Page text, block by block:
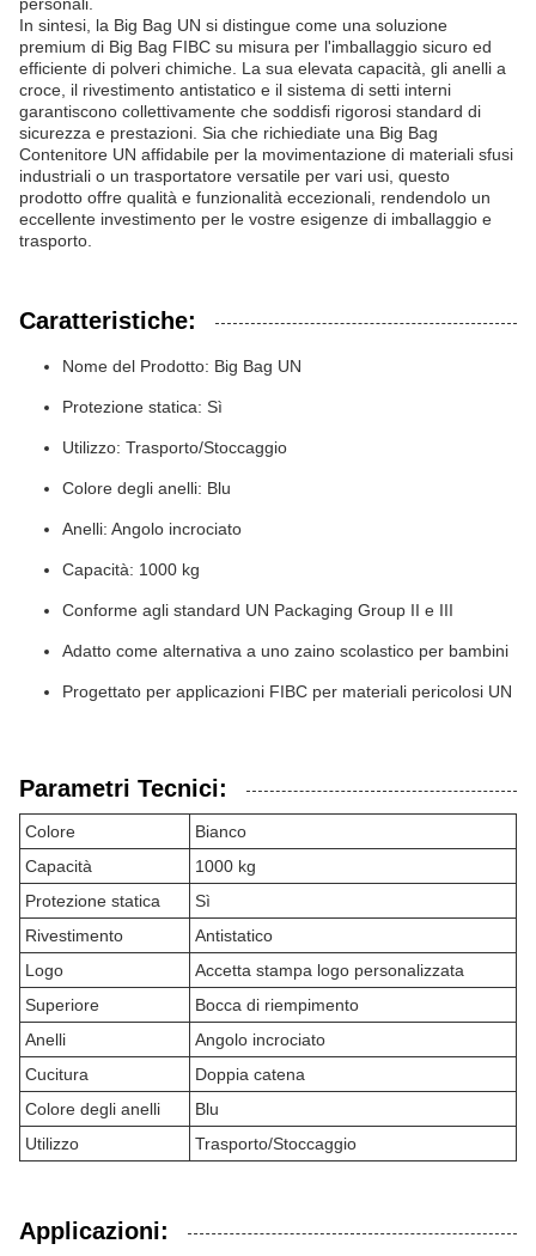
In sintesi, la Big Bag UN si distingue come una soluzione
premium di Big Bag FIBC su misura per l'imballaggio sicuro ed
efficiente di polveri chimiche. La sua elevata capacità, gli anelli a
croce, il rivestimento antistatico e il sistema di setti interni
garantiscono collettivamente che soddisfi rigorosi standard di
sicurezza e prestazioni. Sia che richiediate una Big Bag
Contenitore UN affidabile per la movimentazione di materiali sfusi
industriali o un trasportatore versatile per vari usi, questo
prodotto offre qualità e funzionalità eccezionali, rendendolo un
eccellente investimento per le vostre esigenze di imballaggio e
trasporto.
Caratteristiche:
Nome del Prodotto: Big Bag UN
Protezione statica: Sì
Utilizzo: Trasporto/Stoccaggio
Colore degli anelli: Blu
Anelli: Angolo incrociato
Capacità: 1000 kg
Conforme agli standard UN Packaging Group II e III
Adatto come alternativa a uno zaino scolastico per bambini
Progettato per applicazioni FIBC per materiali pericolosi UN
Parametri Tecnici:
Colore
Bianco
Capacità
1000 kg
Protezione statica
Sì
Rivestimento
Antistatico
Logo
Accetta stampa logo personalizzata
Superiore
Bocca di riempimento
Anelli
Angolo incrociato
Cucitura
Doppia catena
Colore degli anelli
Blu
Utilizzo
Trasporto/Stoccaggio
Applicazioni: